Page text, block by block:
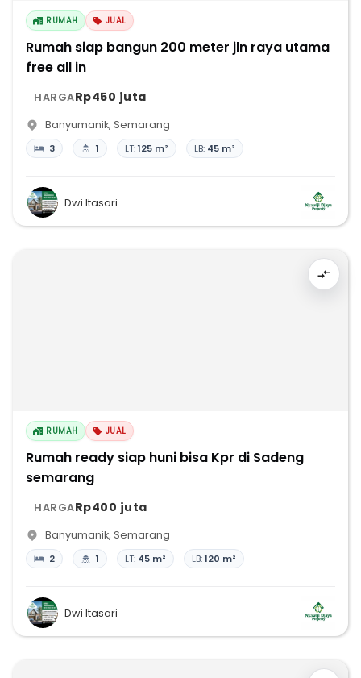
RUMAH JUAL
Rumah siap bangun 200 meter jln raya utama
free all in
HARGARp450 juta
Banyumanik, Semarang
3 1 LT:125 m² LB: 45 m²
Dwi Itasari
RUMAH JUAL
Rumah ready siap huni bisa Kpr di Sadeng
semarang
HARGARp400 juta
Banyumanik, Semarang
2 1 LT: 45 m² LB:120 m²
Dwi Itasari